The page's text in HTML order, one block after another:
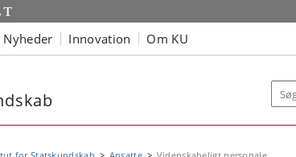
Nyheder Innovation Om KU